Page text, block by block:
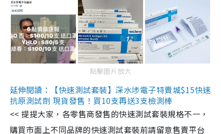
點擊圖片放大
延伸閱讀：【快速測試套裝】深水埗電子特賣城$15快速
抗原測試劑 現貨發售！買10支再送3支檢測棒
<< 提提大家，各零售商發售的快速測試套裝規格不一，
購買市面上不同品牌的快速測試套裝前請留意售賣平台